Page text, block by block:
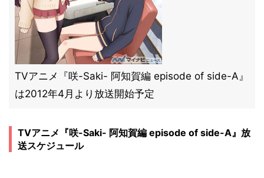
TVアニメ『咲-Saki- 阿知賀編 episode of side-A』
は2012年4月より放送開始予定
TVアニメ『咲-Saki- 阿知賀編 episode of side-A』放
送スケジュール